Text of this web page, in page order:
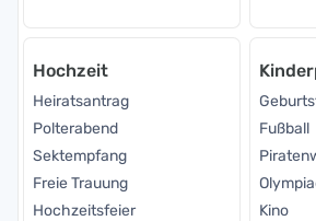
Hochzeit
Heiratsantrag
Polterabend
Sektempfang
Freie Trauung
Hochzeitsfeier
Fußball
Kino